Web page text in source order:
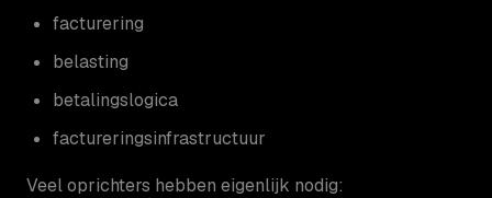
facturering
belasting
betalingslogica
factureringsinfrastructuur
Veel oprichters hebben eigenlijk nodig: